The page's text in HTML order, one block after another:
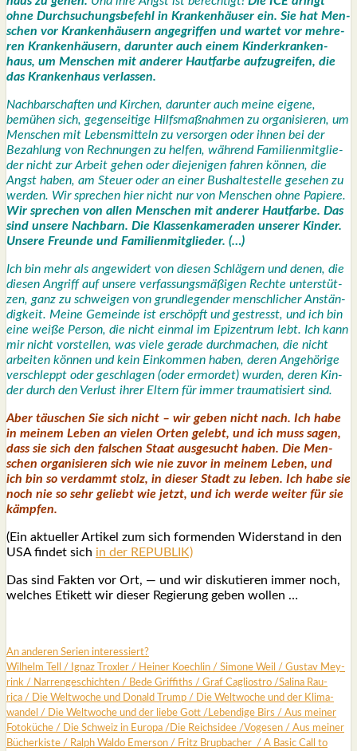
ohne Durch­su­chungs­be­fehl in Kran­ken­häu­ser ein. Sie hat Men­
schen vor Kran­ken­häu­sern ange­grif­fen und war­tet vor meh­re­
ren Kran­ken­häu­sern, dar­un­ter auch einem Kin­der­kran­ken­
haus, um Men­schen mit ande­rer Haut­far­be auf­zu­grei­fen, die
das Kran­ken­haus ver­las­sen.
Nach­bar­schaf­ten und Kir­chen, dar­un­ter auch mei­ne eige­ne,
bemü­hen sich, gegen­sei­ti­ge Hilfs­maß­nah­men zu orga­ni­sie­ren, um
Men­schen mit Lebens­mit­teln zu ver­sor­gen oder ihnen bei der
Bezah­lung von Rech­nun­gen zu hel­fen, wäh­rend Fami­li­en­mit­glie­
der nicht zur Arbeit gehen oder die­je­ni­gen fah­ren kön­nen, die
Angst haben, am Steu­er oder an einer Bus­hal­te­stel­le gese­hen zu
wer­den. Wir spre­chen hier nicht nur von Men­schen ohne Papie­re.
Wir spre­chen von allen Men­schen mit ande­rer Haut­far­be. Das
sind unse­re Nach­barn. Die Klas­sen­ka­me­ra­den unse­rer Kin­der.
Unse­re Freun­de und Fami­li­en­mit­glie­der. (…)
Ich bin mehr als ange­wi­dert von die­sen Schlä­gern und denen, die
die­sen Angriff auf unse­re ver­fas­sungs­mä­ßi­gen Rech­te unter­stüt­
zen, ganz zu schwei­gen von grund­le­gen­der mensch­li­cher Anstän­
dig­keit. Mei­ne Gemein­de ist erschöpft und gestresst, und ich bin
eine wei­ße Per­son, die nicht ein­mal im Epi­zen­trum lebt. Ich kann
mir nicht vor­stel­len, was vie­le gera­de durch­ma­chen, die nicht
arbei­ten kön­nen und kein Ein­kom­men haben, deren Ange­hö­ri­ge
ver­schleppt oder geschla­gen (oder ermor­det) wur­den, deren Kin­
der durch den Ver­lust ihrer Eltern für immer trau­ma­ti­siert sind.
Aber täu­schen Sie sich nicht – wir geben nicht nach. Ich habe
in mei­nem Leben an vie­len Orten gelebt, und ich muss sagen,
dass sie sich den fal­schen Staat aus­ge­sucht haben. Die Men­
schen orga­ni­sie­ren sich wie nie zuvor in mei­nem Leben, und
ich bin so ver­dammt stolz, in die­ser Stadt zu leben. Ich habe sie
noch nie so sehr geliebt wie jetzt, und ich wer­de wei­ter für sie
kämp­fen.
(Ein aktu­el­ler Arti­kel zum sich for­men­den Wider­stand in den
USA fin­det sich in der REPUBLIK)
Das sind Fak­ten vor Ort, — und wir dis­ku­tie­ren immer noch,
wel­ches Eti­kett wir die­ser Regie­rung geben wol­len …
An ande­ren Seri­en inter­es­siert?
Wil­helm Tell
/ Ignaz Trox­ler / Hei­ner Koech­lin / Simo­ne Weil / Gus­tav Mey­
rink / Nar­ren­ge­schich­ten / Bede Grif­fiths / Graf Cagli­os­tro /Sali­na Rau­
rica / Die Welt­wo­che und Donald Trump / Die Welt­wo­che und der Kli­ma­
wan­del / Die Welt­wo­che und der lie­be Gott /Leben­di­ge Birs / Aus mei­ner
Foto­kü­che / Die Schweiz in Euro­pa /Die Reichs­idee /Voge­sen / Aus mei­ner
Bücher­kis­te / Ralph Wal­do Emer­son / Fritz Brup­ba­cher / A Basic Call to